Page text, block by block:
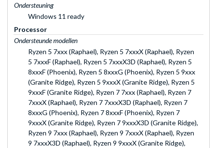
Ondersteuning
Windows 11 ready
Processor
Ondersteunde modellen
Ryzen 5 7xxx (Raphael), Ryzen 5 7xxxX (Raphael), Ryzen
5 7xxxF (Raphael), Ryzen 5 7xxxX3D (Raphael), Ryzen 5
8xxxF (Phoenix), Ryzen 5 8xxxG (Phoenix), Ryzen 5 9xxx
(Granite Ridge), Ryzen 5 9xxxX (Granite Ridge), Ryzen 5
9xxxF (Granite Ridge), Ryzen 7 7xxx (Raphael), Ryzen 7
7xxxX (Raphael), Ryzen 7 7xxxX3D (Raphael), Ryzen 7
8xxxG (Phoenix), Ryzen 7 8xxxF (Phoenix), Ryzen 7
9xxxX (Granite Ridge), Ryzen 7 9xxxX3D (Granite Ridge),
Ryzen 9 7xxx (Raphael), Ryzen 9 7xxxX (Raphael), Ryzen
9 7xxxX3D (Raphael), Ryzen 9 9xxxX (Granite Ridge),